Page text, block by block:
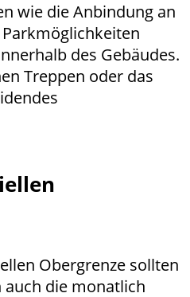
wie die Anbindung an
des Gebäudes.
Treppen oder das
Obergrenze sollten
auch die monatlich